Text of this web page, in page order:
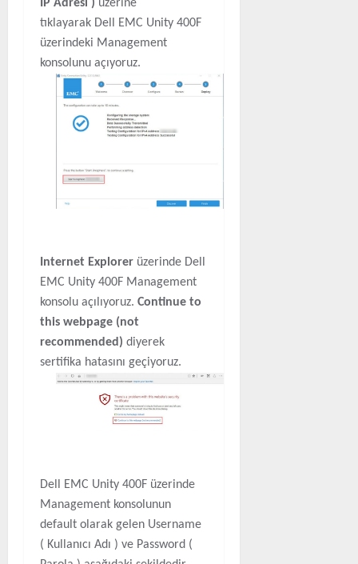
IP Adresi ) üzerine
tıklayarak Dell EMC Unity 400F
üzerindeki Management
konsolunu açıyoruz.
Internet Explorer üzerinde Dell
EMC Unity 400F Management
konsolu açılıyoruz. Continue to
this webpage (not
recommended) diyerek
sertifika hatasını geçiyoruz.
Dell EMC Unity 400F üzerinde
Management konsolunun
default olarak gelen Username
( Kullanıcı Adı ) ve Password (